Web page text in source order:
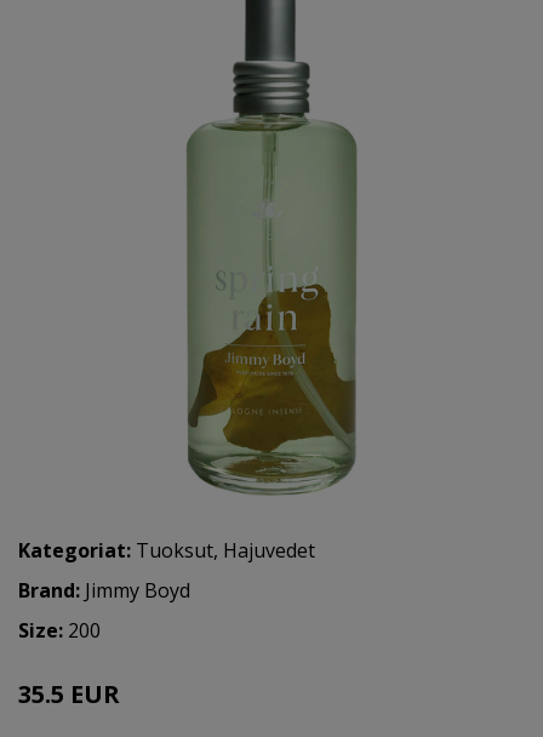
Kategoriat: Tuoksut, Hajuvedet
Brand: Jimmy Boyd
Size: 200
35.5 EUR